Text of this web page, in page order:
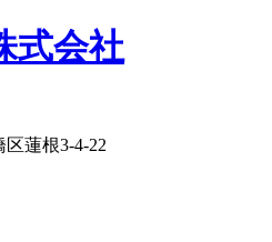
区蓮根3-4-22